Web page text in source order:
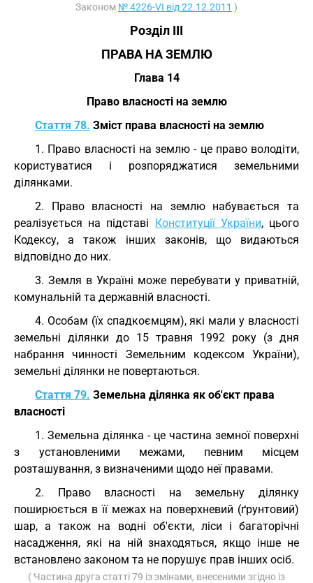
Законом № 4226-VI від 22.12.2011 )
Розділ III
ПРАВА НА ЗЕМЛЮ
Глава 14
Право власності на землю
Стаття 78. Зміст права власності на землю
1. Право власності на землю - це право володіти,
користуватися і розпоряджатися земельними
ділянками.
2. Право власності на землю набувається та
реалізується на підставі Конституції України, цього
Кодексу, а також інших законів, що видаються
відповідно до них.
3. Земля в Україні може перебувати у приватній,
комунальній та державній власності.
4. Особам (їх спадкоємцям), які мали у власності
земельні ділянки до 15 травня 1992 року (з дня
набрання чинності Земельним кодексом України),
земельні ділянки не повертаються.
Стаття 79. Земельна ділянка як об'єкт права
власності
1. Земельна ділянка - це частина земної поверхні
з установленими межами, певним місцем
розташування, з визначеними щодо неї правами.
2. Право власності на земельну ділянку
поширюється в її межах на поверхневий (ґрунтовий)
шар, а також на водні об'єкти, ліси і багаторічні
насадження, які на ній знаходяться, якщо інше не
встановлено законом та не порушує прав інших осіб.
( Частина друга статті 79 із змінами, внесеними згідно із